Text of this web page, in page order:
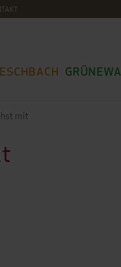
ESCHBACH
mit